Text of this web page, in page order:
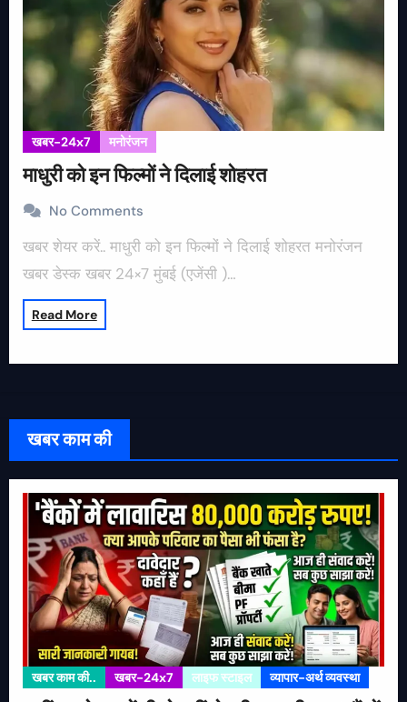
खबर-24x7 मनोरंजन
माधुरी को इन फिल्मों ने दिलाई शोहरत
No Comments
खबर शेयर करें.. माधुरी को इन फिल्मों ने दिलाई शोहरत मनोरंजन
खबर डेस्क खबर 24×7 मुंबई (एजेंसी )…
Read More
खबर काम की
खबर काम की.. खबर-24x7 लाइफ स्टाइल व्यापार-अर्थ व्यवस्था